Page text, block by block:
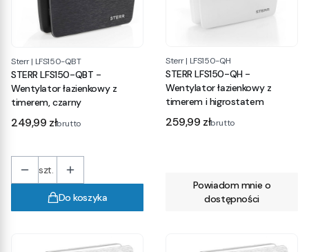
Sterr| LFS150-QBT
STERR LFS150-QBT -
Wentylator łazienkowy z
timerem, czarny
Cena
249,99 złbrutto
szt.
Do koszyka
Sterr| LFS150-QH
STERR LFS150-QH -
Wentylator łazienkowy z
timerem i higrostatem
Cena
259,99 złbrutto
Powiadom mnie o
dostępności